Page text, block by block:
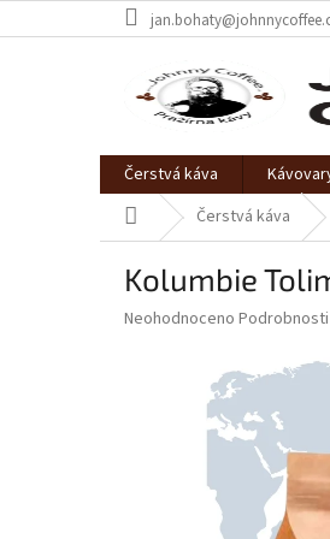
na
Čerstvá káva
Domů Čerstvá káva
Kolumbie
Průměrné
Neohodnoceno